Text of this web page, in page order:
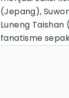
(Jepang),
Luneng
fanatisme